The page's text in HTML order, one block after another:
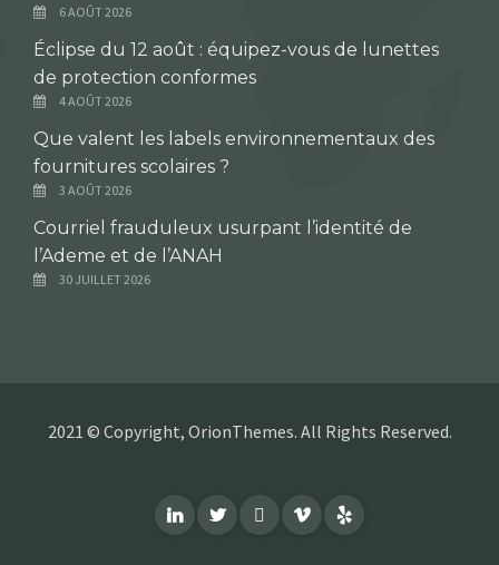
6 AOÛT 2026
Éclipse du 12 août : équipez-vous de lunettes
de protection conformes
4 AOÛT 2026
Que valent les labels environnementaux des
fournitures scolaires ?
3 AOÛT 2026
Courriel frauduleux usurpant l’identité de
l’Ademe et de l’ANAH
30 JUILLET 2026
2021 © Copyright, OrionThemes. All Rights Reserved.